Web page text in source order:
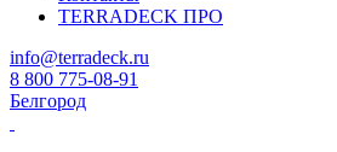
TERRADECK ПРО
info@terradeck.ru
8 800 775-08-91
Белгород